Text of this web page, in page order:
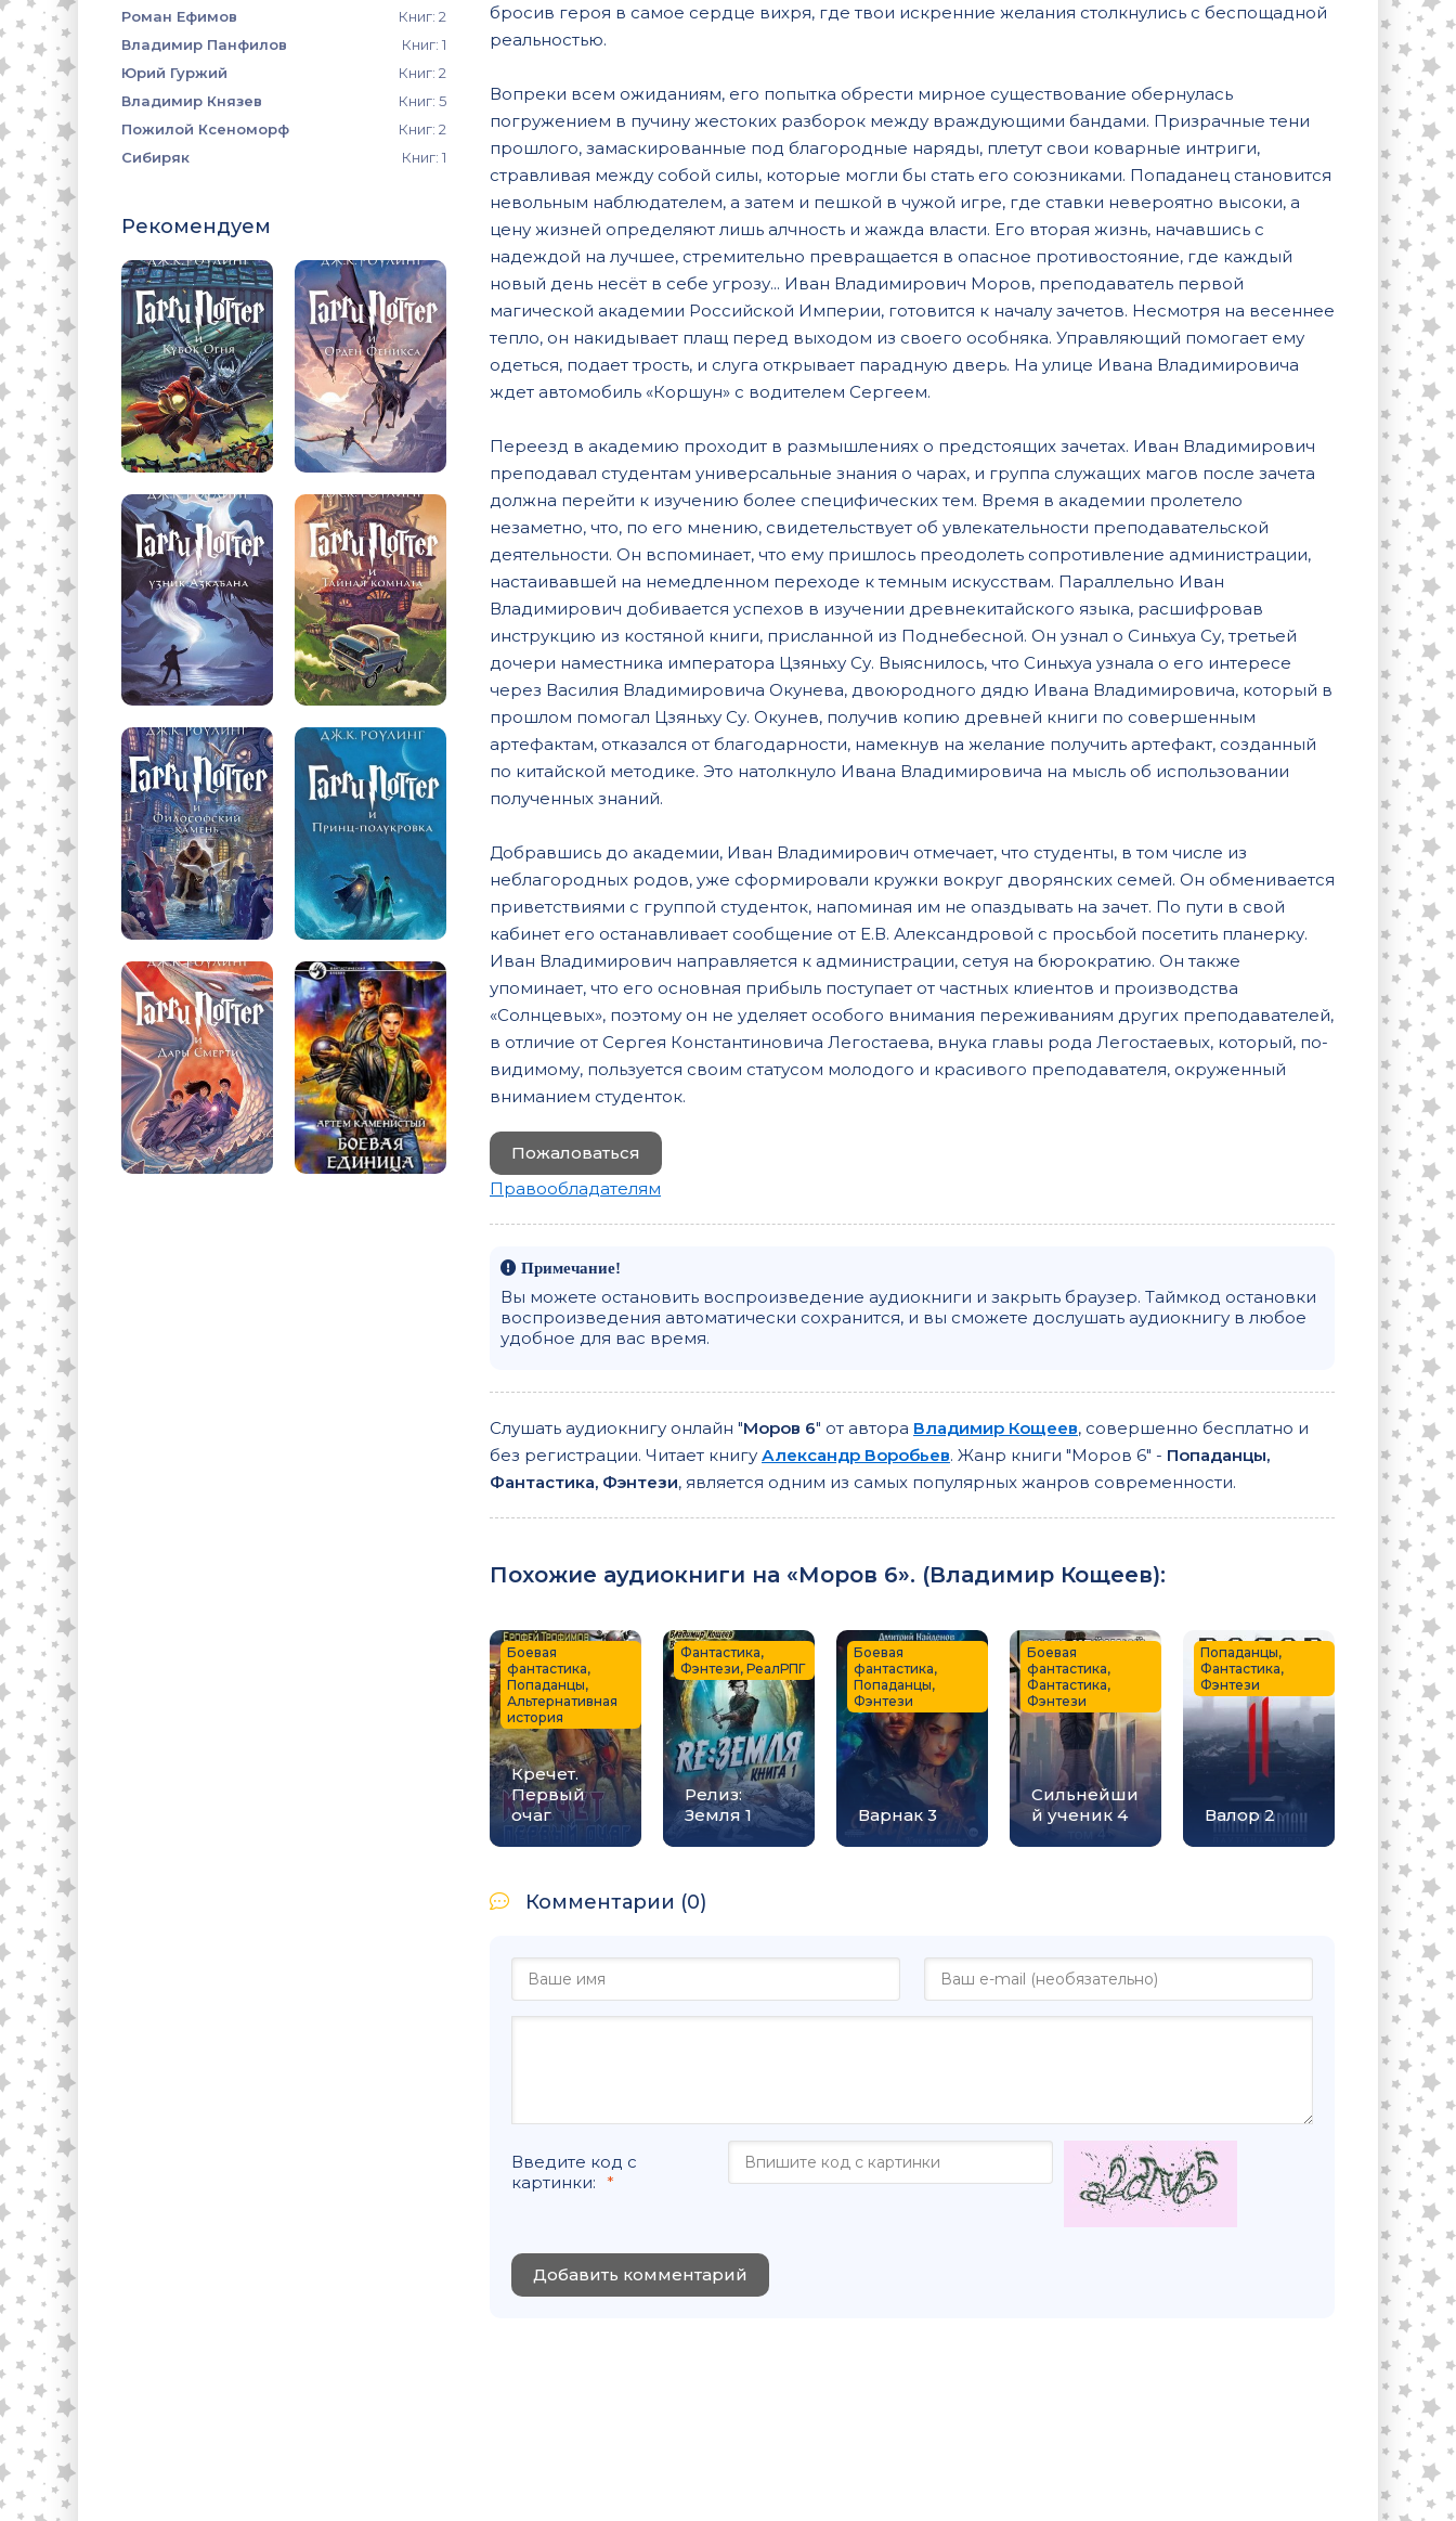
Роман Ефимов
Книг: 2
Владимир Панфилов
Книг: 1
Юрий Гуржий
Книг: 2
Владимир Князев
Книг: 5
Пожилой Ксеноморф
Книг: 2
Сибиряк
Книг: 1
Рекомендуем
morov-tom-6-17
morov-tom-6-19
morov-tom-6-20
morov-tom-6-21
morov-tom-6-22
morov-tom-6-23
morov-tom-6-24
бросив героя в самое сердце вихря, где твои искренние желания столкнулись с беспощадной
реальностью.
Вопреки всем ожиданиям, его попытка обрести мирное существование обернулась
погружением в пучину жестоких разборок между враждующими бандами. Призрачные тени
прошлого, замаскированные под благородные наряды, плетут свои коварные интриги,
стравливая между собой силы, которые могли бы стать его союзниками. Попаданец становится
невольным наблюдателем, а затем и пешкой в чужой игре, где ставки невероятно высоки, а
цену жизней определяют лишь алчность и жажда власти. Его вторая жизнь, начавшись с
надеждой на лучшее, стремительно превращается в опасное противостояние, где каждый
новый день несёт в себе угрозу... Иван Владимирович Моров, преподаватель первой
магической академии Российской Империи, готовится к началу зачетов. Несмотря на весеннее
тепло, он накидывает плащ перед выходом из своего особняка. Управляющий помогает ему
одеться, подает трость, и слуга открывает парадную дверь. На улице Ивана Владимировича
ждет автомобиль «Коршун» с водителем Сергеем.
Переезд в академию проходит в размышлениях о предстоящих зачетах. Иван Владимирович
преподавал студентам универсальные знания о чарах, и группа служащих магов после зачета
должна перейти к изучению более специфических тем. Время в академии пролетело
незаметно, что, по его мнению, свидетельствует об увлекательности преподавательской
деятельности. Он вспоминает, что ему пришлось преодолеть сопротивление администрации,
настаивавшей на немедленном переходе к темным искусствам. Параллельно Иван
Владимирович добивается успехов в изучении древнекитайского языка, расшифровав
инструкцию из костяной книги, присланной из Поднебесной. Он узнал о Синьхуа Су, третьей
дочери наместника императора Цзяньху Су. Выяснилось, что Синьхуа узнала о его интересе
через Василия Владимировича Окунева, двоюродного дядю Ивана Владимировича, который в
прошлом помогал Цзяньху Су. Окунев, получив копию древней книги по совершенным
артефактам, отказался от благодарности, намекнув на желание получить артефакт, созданный
по китайской методике. Это натолкнуло Ивана Владимировича на мысль об использовании
полученных знаний.
Добравшись до академии, Иван Владимирович отмечает, что студенты, в том числе из
неблагородных родов, уже сформировали кружки вокруг дворянских семей. Он обменивается
приветствиями с группой студенток, напоминая им не опаздывать на зачет. По пути в свой
кабинет его останавливает сообщение от Е.В. Александровой с просьбой посетить планерку.
Иван Владимирович направляется к администрации, сетуя на бюрократию. Он также
упоминает, что его основная прибыль поступает от частных клиентов и производства
«Солнцевых», поэтому он не уделяет особого внимания переживаниям других преподавателей,
в отличие от Сергея Константиновича Легостаева, внука главы рода Легостаевых, который, по-
видимому, пользуется своим статусом молодого и красивого преподавателя, окруженный
вниманием студенток.
Пожаловаться
Правообладателям
Примечание!
Вы можете остановить воспроизведение аудиокниги и закрыть браузер. Таймкод остановки
воспроизведения автоматически сохранится, и вы сможете дослушать аудиокнигу в любое
удобное для вас время.
Слушать аудиокнигу онлайн "Моров 6" от автора Владимир Кощеев, совершенно бесплатно и
без регистрации. Читает книгу Александр Воробьев. Жанр книги "Моров 6" - Попаданцы,
Фантастика, Фэнтези, является одним из самых популярных жанров современности.
Похожие аудиокниги на «Моров 6». (Владимир Кощеев):
Кречет.
Первый
очаг
Боевая
фантастика,
Попаданцы,
Альтернативная
история
Релиз:
Земля 1
Фантастика,
Фэнтези, РеалРПГ
Варнак 3
Боевая
фантастика,
Попаданцы,
Фэнтези
Сильнейши
й ученик 4
Боевая
фантастика,
Фантастика,
Фэнтези
Валор 2
Попаданцы,
Фантастика,
Фэнтези
Комментарии (0)
Введите код с
картинки:
Добавить комментарий